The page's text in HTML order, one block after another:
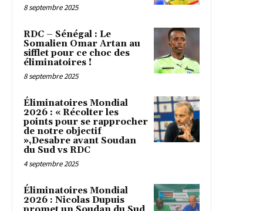
8 septembre 2025
RDC – Sénégal : Le
Somalien Omar Artan au
sifflet pour ce choc des
éliminatoires !
8 septembre 2025
Éliminatoires Mondial
2026 : « Récolter les
points pour se rapprocher
de notre objectif
»,Desabre avant Soudan
du Sud vs RDC
4 septembre 2025
Éliminatoires Mondial
2026 : Nicolas Dupuis